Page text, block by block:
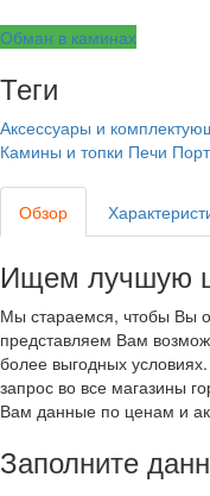
Обман в каминах
Теги
Аксессуары и
Камины и топки Печи
Обзор
Ищем лучшую
Мы стараемся, чтобы Вы
представляем Вам
более выгодных
запрос во все магазины
Вам данные по ценам и
Заполните